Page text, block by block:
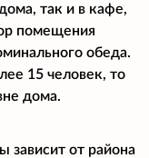
так и в кафе,
помещения
обеда.
15 человек, то
дома.
зависит от района